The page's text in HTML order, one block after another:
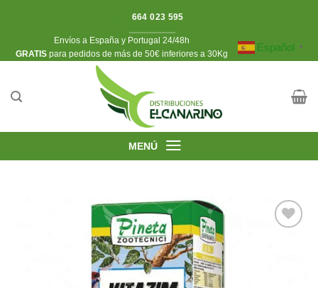
664 023 595
Envíos a España y Portugal 24/48h
​GRATIS para pedidos de más de 50€ inferiores a 30Kg
Español ▼
MENÚ